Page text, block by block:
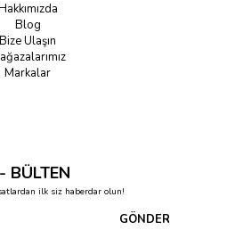
Blog
Bize Ulaşın
Markalar
BÜLTEN
ilk siz haberdar olun!
GÖNDER